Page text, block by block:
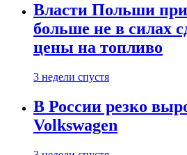
Власти Польши
больше не в силах
цены на топливо
3 недели спустя
В России резко
Volkswagen